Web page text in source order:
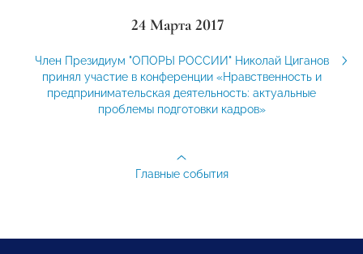
24 Марта 2017
Член Президиум "ОПОРЫ РОССИИ" Николай Циганов
принял участие в конференции «Нравственность и
предпринимательская деятельность: актуальные
проблемы подготовки кадров»
Главные события